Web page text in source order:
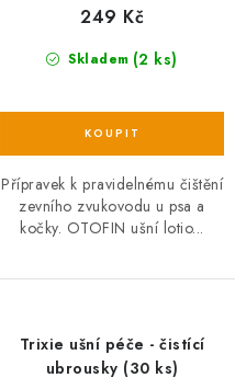
Skladem (2 ks)
249 Kč
Přípravek k pravidelnému čištění
zevního zvukovodu u psa a
kočky. OTOFIN ušní lotio...
Trixie ušní péče - čistící
ubrousky (30 ks)